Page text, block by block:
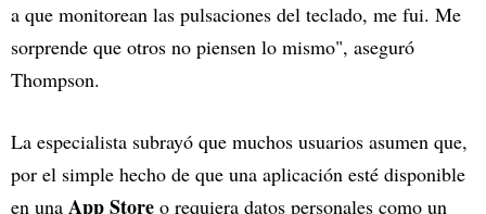
a que monitorean las pulsaciones del teclado, me fui. Me
sorprende que otros no piensen lo mismo", aseguró
Thompson.
La especialista subrayó que muchos usuarios asumen que,
por el simple hecho de que una aplicación esté disponible
en una App Store o requiera datos personales como un